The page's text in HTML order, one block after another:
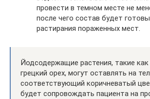
провести в темном месте не
после чего состав будет
растирания пораженных мест.
Йодсодержащие растения, такие как
грецкий орех, могут оставлять на
соответствующий коричневатый
будет сопровождать пациента на